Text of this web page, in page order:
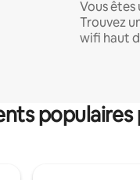
Vous
Trouvez
wifi haut